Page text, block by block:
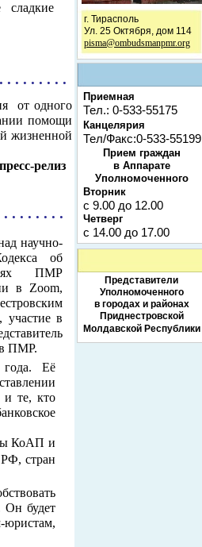
. . . . . . . .
от одного
помощи
жизненной
релиз
. . . . . . .
научно-
об
ПМР
в Zoom,
участие в
в ПМР.
года. Её
и те, кто
КоАП и
стран
Он будет
юристам,
г. Тирасполь
Ул. 25 Октября, дом 114
pisma@ombudsmanpmr.org
Приемная
Тел.: 0-533-55175
Канцелярия
Тел/Факс:0-533-55199
Прием граждан
в Аппарате
Уполномоченного
Вторник
с 9.00 до 12.00
Четверг
с 14.00 до 17.00
Представители
Уполномоченного
в городах и районах
Приднестровской
Молдавской Республики